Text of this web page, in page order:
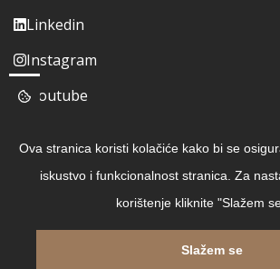
Linkedin
Instagram
Youtube
Ova stranica koristi kolačiće kako bi se
iskustvo i funkcionalnost stranica. Za
korištenje kliknite "Slažem
Slažem se